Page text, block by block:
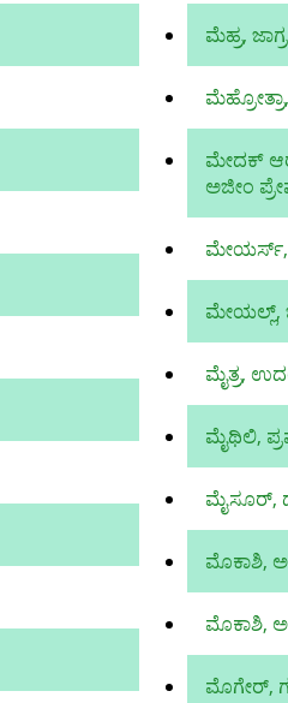
ಮೆಹ್ರ,
ಮೇದಕ್
ಅಜೀಂ
ಮೇಯರ್ಸ್,
ಮೇಯಲ್ಲ್,
ಮೈತ್ರ,
ಮೈಥಿಲಿ,
ಮೈಸೂರ್,
ಮೊಕಾಶಿ,
ಮೊಕಾಶಿ,
ಮೊಗೇರ್‌,